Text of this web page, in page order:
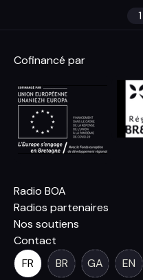
1
Cofinancé par
Radio BOA
Radios partenaires
Nos soutiens
Contact
FR
BR GA EN